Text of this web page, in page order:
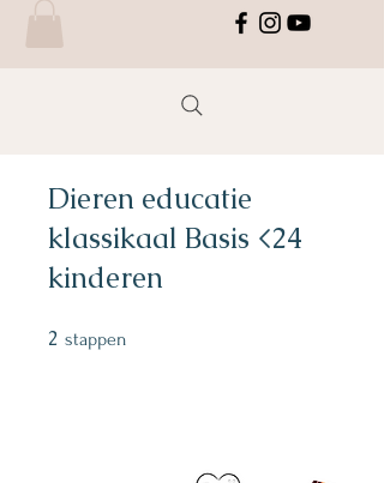
Dieren educatie
klassikaal Basis <24
kinderen
2 stappen